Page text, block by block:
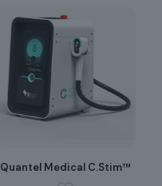
Quantel Medical C.Stim™